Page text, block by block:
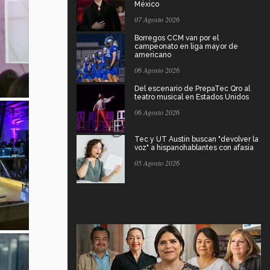
México
07 Agosto 2026
Borregos CCM van por el
campeonato en liga mayor de
americano
06 Agosto 2026
Del escenario de PrepaTec Qro al
teatro musical en Estados Unidos
06 Agosto 2026
Tec y UT Austin buscan "devolver la
voz" a hispanohablantes con afasia
05 Agosto 2026